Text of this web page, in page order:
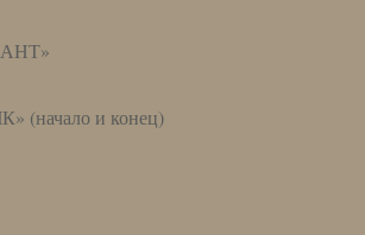
(начало и конец)